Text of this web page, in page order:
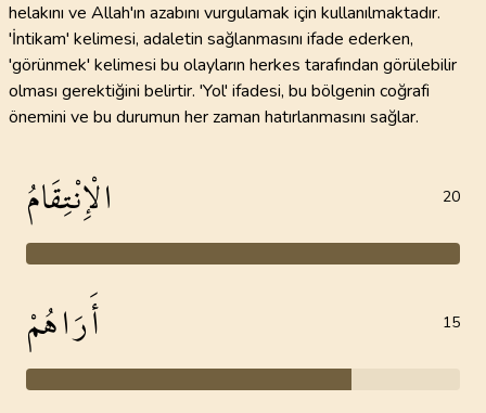
helakını ve Allah'ın azabını vurgulamak için kullanılmaktadır.
'İntikam' kelimesi, adaletin sağlanmasını ifade ederken,
'görünmek' kelimesi bu olayların herkes tarafından görülebilir
olması gerektiğini belirtir. 'Yol' ifadesi, bu bölgenin coğrafi
önemini ve bu durumun her zaman hatırlanmasını sağlar.
الْإِنْتِقَامُ 20
أَرَاهُمْ 15